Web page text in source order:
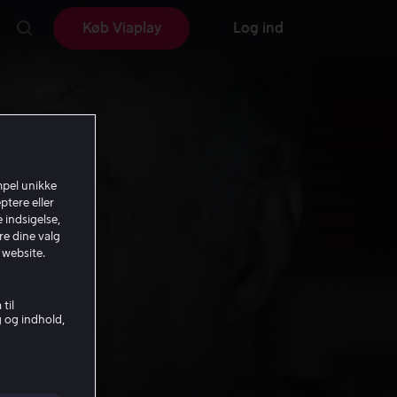
Køb Viaplay Log ind
unikke
eller
dine valg
til
indhold,